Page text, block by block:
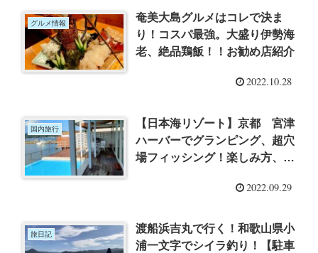
グルメ情報
奄美大島グルメはコレで決ま
り！コスパ最強。大盛り伊勢海
老、絶品鶏飯！！お勧め店紹介
2022.10.28
国内旅行
【日本海リゾート】京都 宮津
ハーバーでグランピング、超穴
場フィッシング！楽しみ方、周
2022.09.29
旅日記
渡船浜吉丸で行く！和歌山県小
浦一文字でシイラ釣り！【駐車